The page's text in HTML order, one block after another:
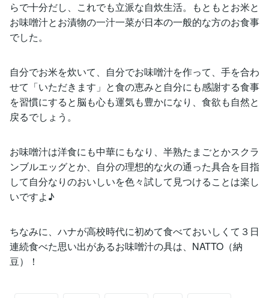
らで十分だし、これでも立派な自炊生活。もともとお米と
お味噌汁とお漬物の一汁一菜が日本の一般的な方のお食事
でした。
自分でお米を炊いて、自分でお味噌汁を作って、手を合わ
せて「いただきます」と食の恵みと自分にも感謝する食事
を習慣にすると脳も心も運気も豊かになり、食欲も自然と
戻るでしょう。
お味噌汁は洋食にも中華にもなり、半熟たまごとかスクラ
ンブルエッグとか、自分の理想的な火の通った具合を目指
して自分なりのおいしいを色々試して見つけることは楽し
いですよ♪
ちなみに、ハナが高校時代に初めて食べておいしくて３日
連続食べた思い出があるお味噌汁の具は、NATTO（納
豆）！